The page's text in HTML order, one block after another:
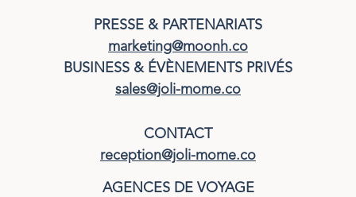
PRESSE & PARTENARIATS
marketing@moonh.co
BUSINESS & ÉVÈNEMENTS PRIVÉS
sales@joli-mome.co
CONTACT
reception@joli-mome.co
AGENCES DE VOYAGE